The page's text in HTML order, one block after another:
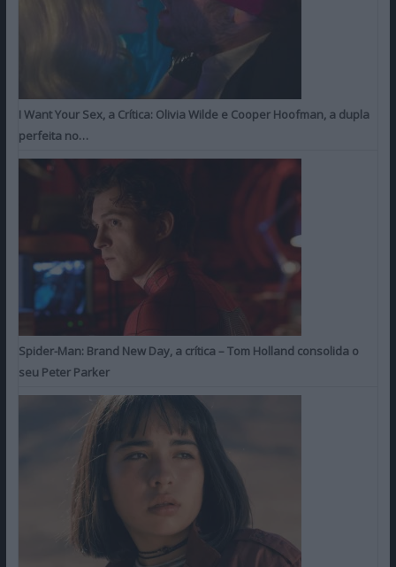
I Want Your Sex, a Crítica: Olivia Wilde e Cooper Hoofman, a dupla
perfeita no…
Spider-Man: Brand New Day, a crítica – Tom Holland consolida o
seu Peter Parker